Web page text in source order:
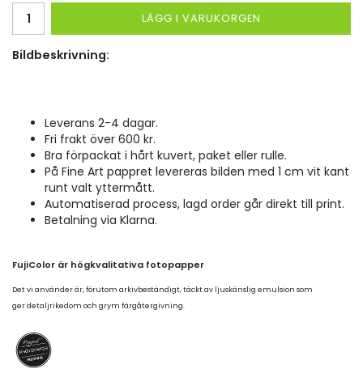
LÄGG I VARUKORGEN
Bildbeskrivning:
Leverans 2-4 dagar.
Fri frakt över 600 kr.
Bra förpackat i hårt kuvert, paket eller rulle.
På Fine Art pappret levereras bilden med 1 cm vit kant
runt valt yttermått.
Automatiserad process, lagd order går direkt till print.
Betalning via Klarna.
FujiColor är högkvalitativa fotopapper
Det vi använder är, förutom arkivbeständigt, täckt av ljuskänslig emulsion som
ger detaljrikedom och grym färgåtergivning.